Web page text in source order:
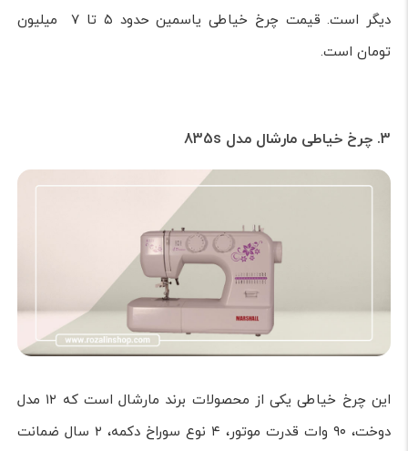
دیگر است. قیمت چرخ خیاطی یاسمین حدود ۵ تا ۷ ميليون
تومان است.
3. چرخ خیاطی مارشال مدل 835s
این چرخ خیاطی یکی از محصولات برند مارشال است که ۱۲ مدل
دوخت، ۹۰ وات قدرت موتور، ۴ نوع سوراخ دکمه، ۲ سال ضمانت